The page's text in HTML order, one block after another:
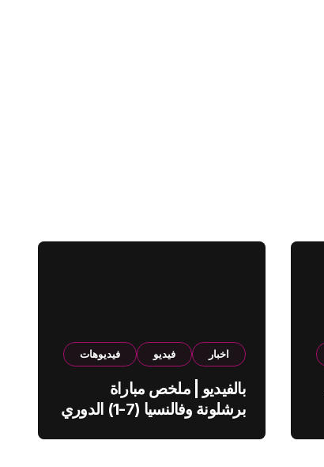
اخبار فيديو فيديوهات
بالفيديو | ملخص مباراة
برشلونة وفالنسيا (7-1) الدوري